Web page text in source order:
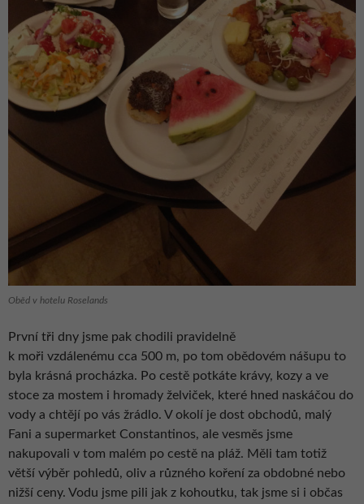
Oběd v hotelu Roselands
První tři dny jsme pak chodili pravidelně
k moři vzdálenému cca 500 m, po tom obědovém nášupu to
byla krásná procházka. Po cestě potkáte krávy, kozy a ve
stoce za mostem i hromady želviček, které hned naskáčou do
vody a chtějí po vás žrádlo. V okolí je dost obchodů, malý
Fani a supermarket Constantinos, ale vesměs jsme
nakupovali v tom malém po cestě na pláž. Měli tam totiž
větší výběr pohledů, oliv a různého koření za obdobné nebo
nižší ceny. Vodu jsme pili jak z kohoutku, tak jsme si i občas